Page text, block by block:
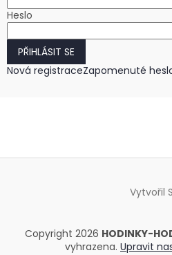
Heslo
PŘIHLÁSIT SE
Nová registraceZapomenuté
Vytvořil
Copyright 2026 HODINKY-
vyhrazena. Upravit